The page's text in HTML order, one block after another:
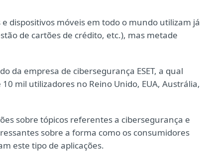
dispositivos móveis em todo o mundo utilizam já
de cartões de crédito, etc.), mas metade
da empresa de cibersegurança ESET, a qual
mil utilizadores no Reino Unido, EUA, Austrália,
sobre tópicos referentes a cibersegurança e
sobre a forma como os consumidores
este tipo de aplicações.